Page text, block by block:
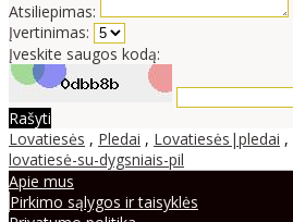
Atsiliepimas:
Įvertinimas:
Įveskite saugos kodą:
Rašyti
Lovatiesės , Pledai , Lovatiesės|pledai ,
lovatiesė-su-dygsniais-pil
Apie mus
Pirkimo sąlygos ir taisyklės